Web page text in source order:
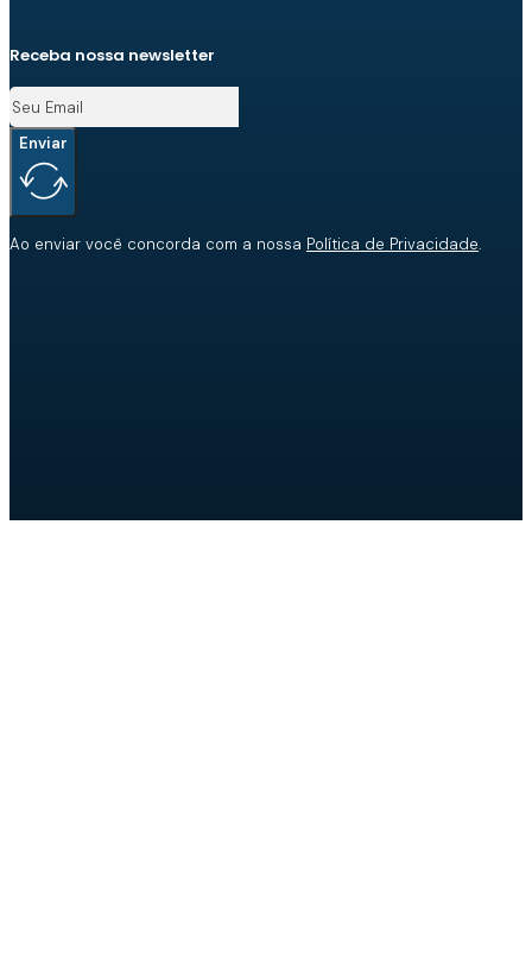
Receba nossa newsletter
Enviar
Ao enviar você concorda com a nossa Política de Privacidade.